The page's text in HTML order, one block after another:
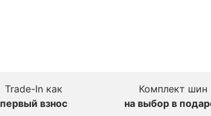
Trade-In как
первый взнос
Комплект шин
на выбор в